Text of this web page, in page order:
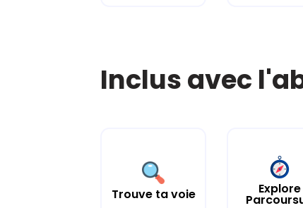
Inclus avec
Trouve ta voie Explore